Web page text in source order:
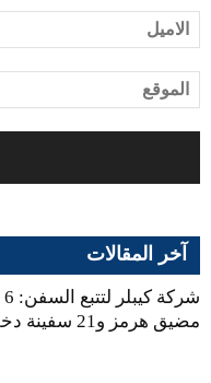
آخر المقالات
مضيق هرمز و21 سفينة دخلت المضيق...